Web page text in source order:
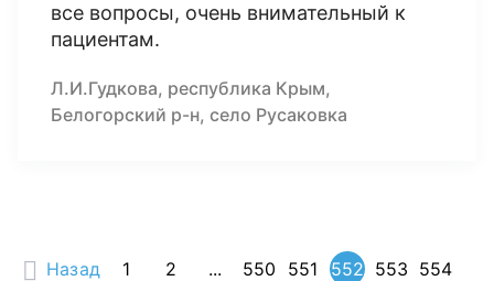
все вопросы, очень внимательный к
пациентам.
Л.И.Гудкова, республика Крым,
Белогорский р-н, село Русаковка
Назад 1 2 ... 550 551 552 553 554